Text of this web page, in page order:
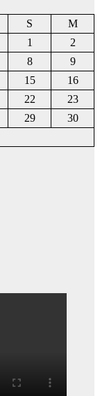
S
M
1
2
8
9
15
16
22
23
29
30